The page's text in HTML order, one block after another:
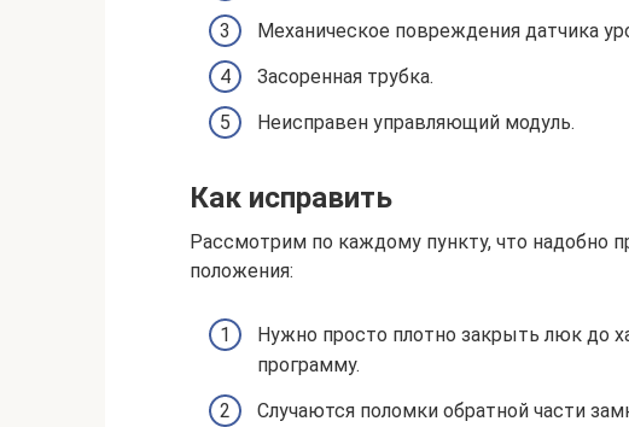
Механическое повреждения датчика
Засоренная трубка.
Неисправен управляющий модуль.
Как исправить
Рассмотрим по каждому пункту, что надобно
положения:
Нужно просто плотно закрыть люк до
программу.
Случаются поломки обратной части